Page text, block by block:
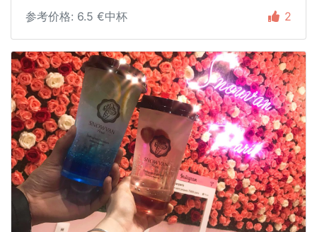
参考价格: 6.5 €中杯 2